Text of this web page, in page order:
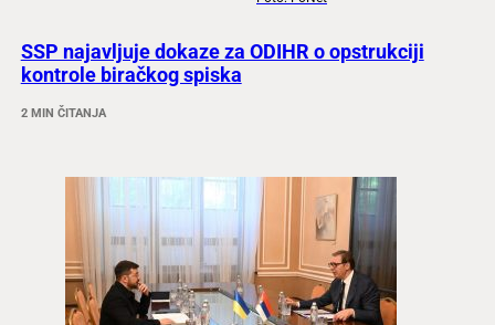
SSP najavljuje dokaze za ODIHR o opstrukciji
kontrole biračkog spiska
2 MIN ČITANJA